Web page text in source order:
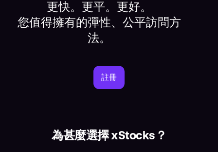
更快。更平。更好。
您值得擁有的彈性、公平訪問方
法。
註冊
為甚麼選擇 xStocks？